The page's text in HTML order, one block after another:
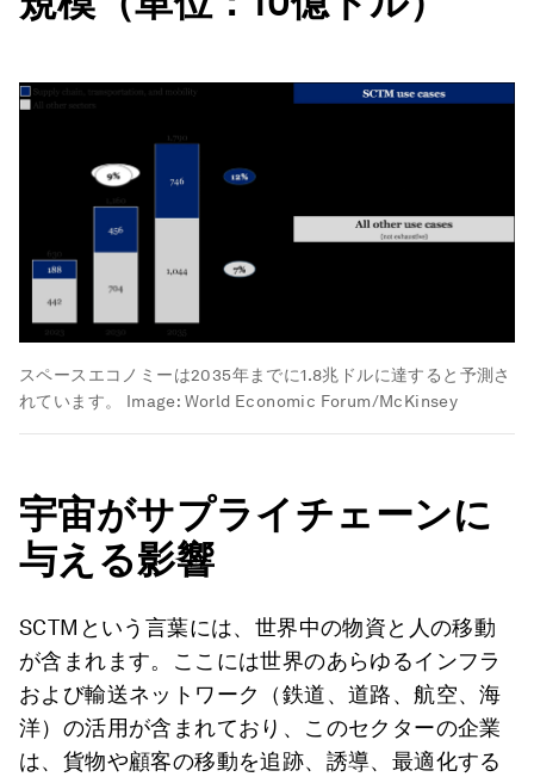
スペースエコノミーは2035年までに1.8兆ドルに達すると予測さ
れています。
Image: World Economic Forum/McKinsey
宇宙がサプライチェーンに
与える影響
SCTMという言葉には、世界中の物資と人の移動
が含まれます。ここには世界のあらゆるインフラ
および輸送ネットワーク（鉄道、道路、航空、海
洋）の活用が含まれており、このセクターの企業
は、貨物や顧客の移動を追跡、誘導、最適化する